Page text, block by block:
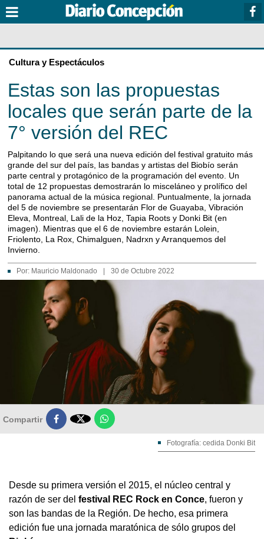
Cultura y Espectáculos
Estas son las propuestas
locales que serán parte de la
7° versión del REC
Palpitando lo que será una nueva edición del festival gratuito más
grande del sur del país, las bandas y artistas del Biobío serán
parte central y protagónico de la programación del evento. Un
total de 12 propuestas demostrarán lo misceláneo y prolífico del
panorama actual de la música regional. Puntualmente, la jornada
del 5 de noviembre se presentarán Flor de Guayaba, Vibración
Eleva, Montreal, Lali de la Hoz, Tapia Roots y Donki Bit (en
imagen). Mientras que el 6 de noviembre estarán Lolein,
Friolento, La Rox, Chimalguen, Nadrxn y Arranquemos del
Invierno.
Por: Mauricio Maldonado 30 de Octubre 2022
Compartir 
Fotografía: cedida Donki Bit
Desde su primera versión el 2015, el núcleo central y
razón de ser del festival REC Rock en Conce, fueron y
son las bandas de la Región. De hecho, esa primera
edición fue una jornada maratónica de sólo grupos del